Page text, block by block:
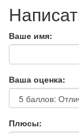
Ваше имя:
Ваша оценка:
Плюсы: